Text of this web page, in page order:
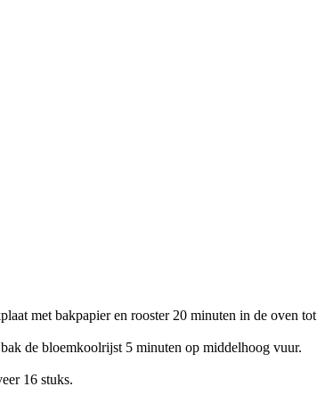
met bakpapier en rooster 20 minuten in de oven tot
de bloemkoolrijst 5 minuten op middelhoog vuur.
16 stuks.